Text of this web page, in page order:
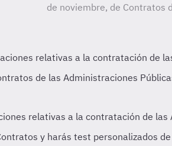
de noviembre, de Contratos